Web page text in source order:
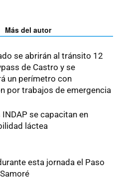
Más del autor
se abrirán al tránsito 12
de Castro y se
un perímetro con
por trabajos de emergencia
se capacitan en
láctea
esta jornada el Paso